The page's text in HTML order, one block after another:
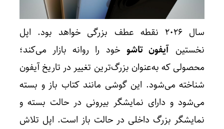
سال ۲۰۲۶ نقطه عطف بزرگی خواهد بود. اپل
نخستینآیفون تاشو خود را روانه بازار می‌کند؛
محصولی که به‌عنوان بزرگ‌ترین تغییر در تاریخ آیفون
شناخته می‌شود. این گوشی مانند کتاب باز و بسته
می‌شود و دارای نمایشگر بیرونی در حالت بسته و
نمایشگر بزرگ داخلی در حالت باز است. اپل تلاش